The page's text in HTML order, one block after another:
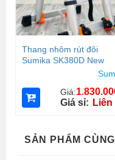
Thang nhôm rút đôi
Sumika SK380D New
Giá:
Giá sỉ: Liên
SẢN PHẨM